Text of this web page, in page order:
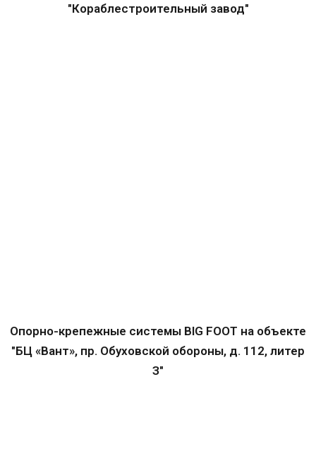
"Кораблестроительный завод"
Опорно-крепежные системы BIG FOOT на объекте
"БЦ «Вант», пр. Обуховской обороны, д. 112, литер
З"